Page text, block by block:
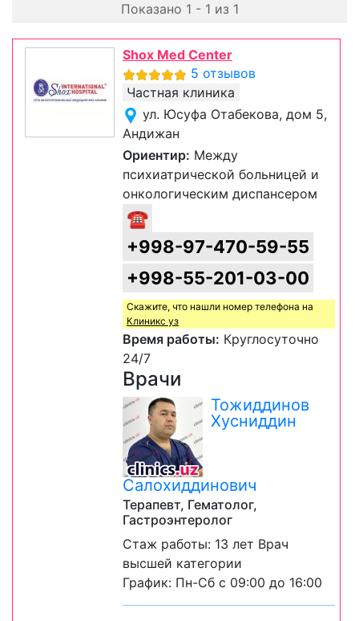
Показано 1 - 1 из 1
Shox Med Center
5 отзывов
Частная клиника
ул. Юсуфа Отабекова, дом 5,
Андижан
Ориентир: Между
психиатрической больницей и
онкологическим диспансером
☎
+998-97-470-59-55
+998-55-201-03-00
Скажите, что нашли номер телефона на
Клиникс уз
Время работы: Круглосуточно
24/7
Врачи
Тожиддинов
Хусниддин
Салохиддинович
Терапевт, Гематолог,
Гастроэнтеролог
Стаж работы: 13 лет Врач
высшей категории
График: Пн-Сб с 09:00 до 16:00